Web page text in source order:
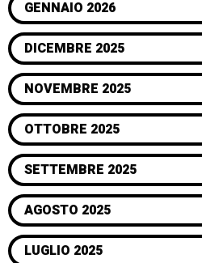
GENNAIO 2026
DICEMBRE 2025
NOVEMBRE 2025
OTTOBRE 2025
SETTEMBRE 2025
AGOSTO 2025
LUGLIO 2025